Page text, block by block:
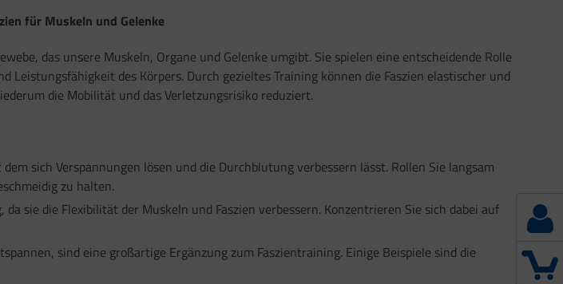
für Muskeln und Gelenke
das unsere Muskeln, Organe und Gelenke umgibt. Sie spielen eine entscheidende Rolle
Leistungsfähigkeit des Körpers. Durch gezieltes Training können die Faszien elastischer und
die Mobilität und das Verletzungsrisiko reduziert.
sich Verspannungen lösen und die Durchblutung verbessern lässt. Rollen Sie langsam
zu halten.
sie die Flexibilität der Muskeln und Faszien verbessern. Konzentrieren Sie sich dabei auf
sind eine großartige Ergänzung zum Faszientraining. Einige Beispiele sind die